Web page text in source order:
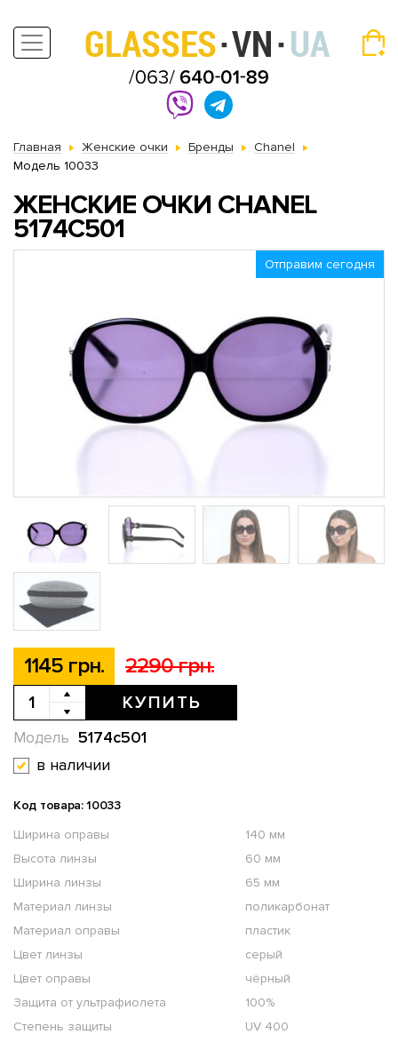
Главная Женские очки Бренды
Chanel
Модель 10033
ЖЕНСКИЕ ОЧКИ CHANEL
5174C501
Отправим сегодня
1145 грн. 2290 грн.
КУПИТЬ
5174c501
Модель
в наличии
Код товара: 10033
Ширина оправы
140 мм
Высота линзы
60 мм
Ширина линзы
65 мм
Материал линзы
поликарбонат
Материал оправы
пластик
Цвет линзы
серый
Цвет оправы
чёрный
Защита от ультрафиолета
100%
Степень защиты
UV 400